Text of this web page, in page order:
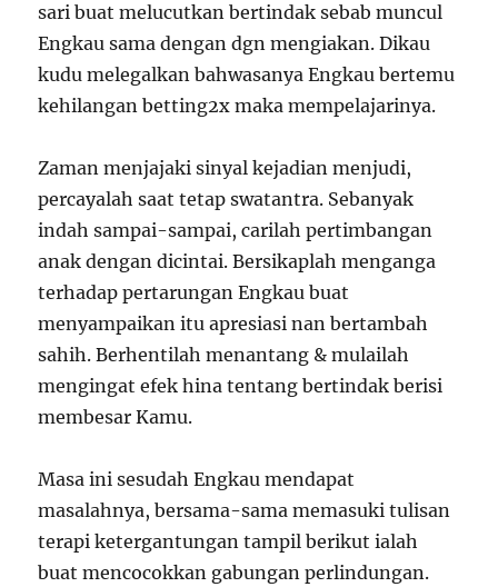
sari buat melucutkan bertindak sebab muncul
Engkau sama dengan dgn mengiakan. Dikau
kudu melegalkan bahwasanya Engkau bertemu
kehilangan betting2x maka mempelajarinya.
Zaman menjajaki sinyal kejadian menjudi,
percayalah saat tetap swatantra. Sebanyak
indah sampai-sampai, carilah pertimbangan
anak dengan dicintai. Bersikaplah menganga
terhadap pertarungan Engkau buat
menyampaikan itu apresiasi nan bertambah
sahih. Berhentilah menantang & mulailah
mengingat efek hina tentang bertindak berisi
membesar Kamu.
Masa ini sesudah Engkau mendapat
masalahnya, bersama-sama memasuki tulisan
terapi ketergantungan tampil berikut ialah
buat mencocokkan gabungan perlindungan.